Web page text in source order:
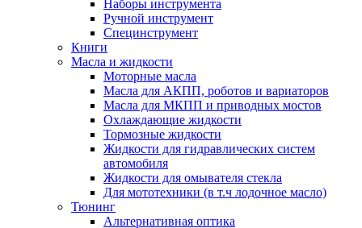
Наборы инструмента
Ручной инструмент
Специнструмент
Книги
Масла и жидкости
Моторные масла
Масла для АКПП, роботов и вариаторов
Масла для МКПП и приводных мостов
Охлаждающие жидкости
Тормозные жидкости
Жидкости для гидравлических систем
автомобиля
Жидкости для омывателя стекла
Для мототехники (в т.ч лодочное масло)
Тюнинг
Альтернативная оптика